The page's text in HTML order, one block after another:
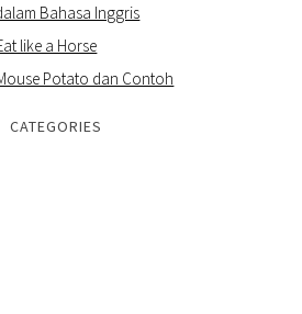
Bahasa Inggris
like a Horse
Potato dan Contoh
CATEGORIES